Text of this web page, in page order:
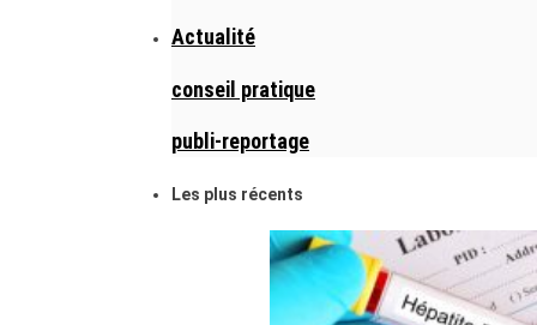
Actualité
conseil pratique
publi-reportage
Les plus récents